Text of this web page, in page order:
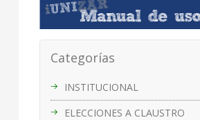
Categorías
INSTITUCIONAL
ELECCIONES A CLAUSTRO